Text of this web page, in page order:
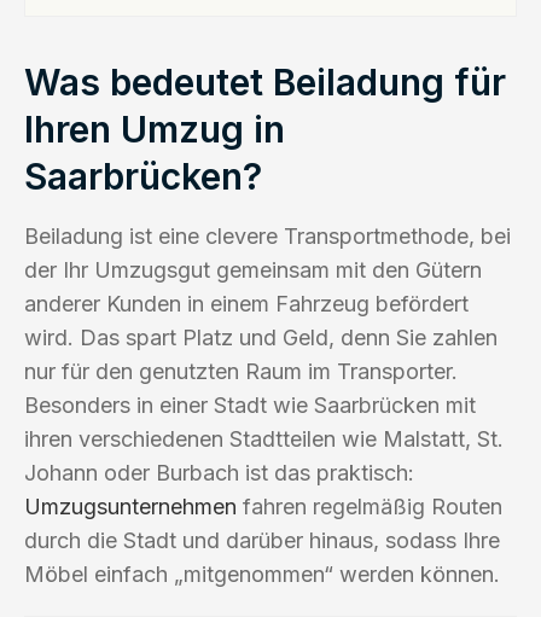
Was bedeutet Beiladung für
Ihren Umzug in
Saarbrücken?
Beiladung ist eine clevere Transportmethode, bei
der Ihr Umzugsgut gemeinsam mit den Gütern
anderer Kunden in einem Fahrzeug befördert
wird. Das spart Platz und Geld, denn Sie zahlen
nur für den genutzten Raum im Transporter.
Besonders in einer Stadt wie Saarbrücken mit
ihren verschiedenen Stadtteilen wie Malstatt, St.
Johann oder Burbach ist das praktisch:
Umzugsunternehmen fahren regelmäßig Routen
durch die Stadt und darüber hinaus, sodass Ihre
Möbel einfach „mitgenommen“ werden können.